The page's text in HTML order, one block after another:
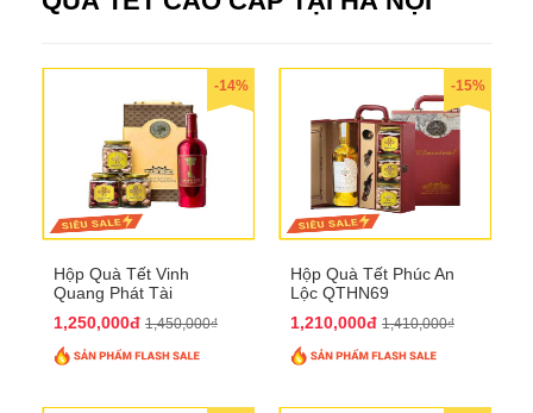
-14%
Hộp Quà Tết Vinh
Quang Phát Tài
1,250,000đ 1,450,000₫
-15%
Hộp Quà Tết Phúc An
Lộc QTHN69
1,210,000đ 1,410,000₫